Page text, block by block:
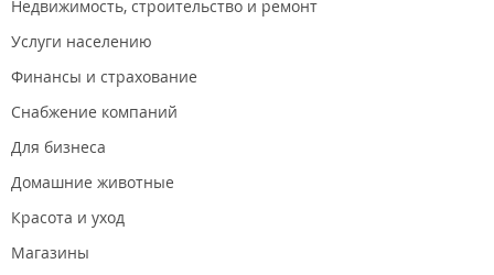
Недвижимость, строительство и ремонт
Услуги населению
Финансы и страхование
Снабжение компаний
Для бизнеса
Домашние животные
Красота и уход
Магазины